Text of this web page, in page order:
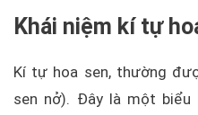
Khái niệm kí tự
Kí tự hoa sen, thường
sen nở). Đây là một